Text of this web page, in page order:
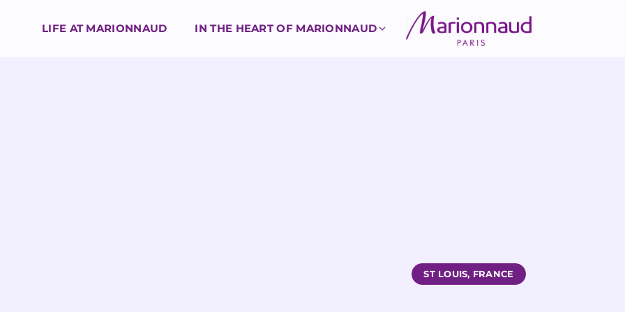
LIFE AT MARIONNAUD IN THE HEART OF MARIONNAUD
ST LOUIS, FRANCE